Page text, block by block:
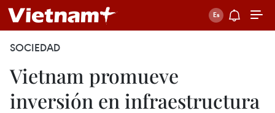
SOCIEDAD
Vietnam promueve
inversión en infraestructura